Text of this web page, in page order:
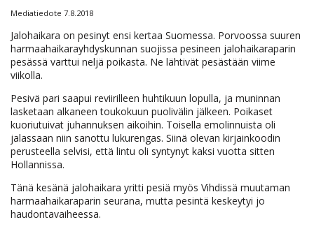
Mediatiedote 7.8.2018
Jalohaikara on pesinyt ensi kertaa Suomessa. Porvoossa suuren
harmaahaikarayhdyskunnan suojissa pesineen jalohaikaraparin
pesässä varttui neljä poikasta. Ne lähtivät pesästään viime
viikolla.
Pesivä pari saapui reviirilleen huhtikuun lopulla, ja muninnan
lasketaan alkaneen toukokuun puolivälin jälkeen. Poikaset
kuoriutuivat juhannuksen aikoihin. Toisella emolinnuista oli
jalassaan niin sanottu lukurengas. Siinä olevan kirjainkoodin
perusteella selvisi, että lintu oli syntynyt kaksi vuotta sitten
Hollannissa.
Tänä kesänä jalohaikara yritti pesiä myös Vihdissä muutaman
harmaahaikaraparin seurana, mutta pesintä keskeytyi jo
haudontavaiheessa.